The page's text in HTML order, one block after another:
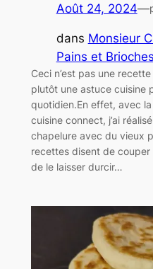
Août 24, 2024—
dans Monsieur
Pains et Brioches
Ceci n’est pas une
plutôt une astuce cuisine
quotidien.En effet, avec
cuisine connect, j’ai
chapelure avec du vieux
recettes disent de
de le laisser durcir…